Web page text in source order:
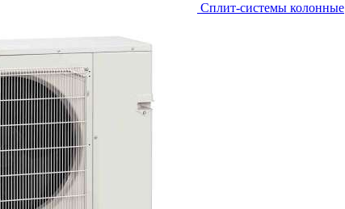
Cплит-системы колонные